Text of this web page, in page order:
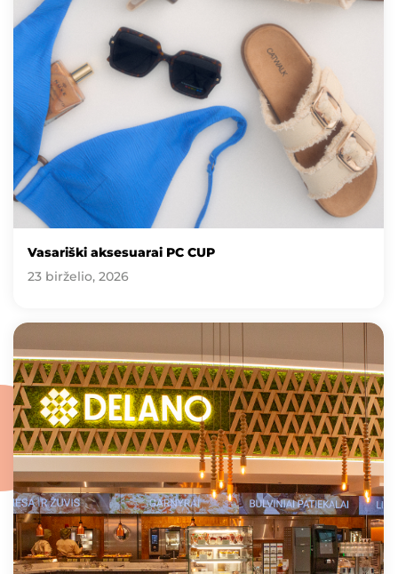
Vasariški aksesuarai PC CUP
23 birželio, 2026